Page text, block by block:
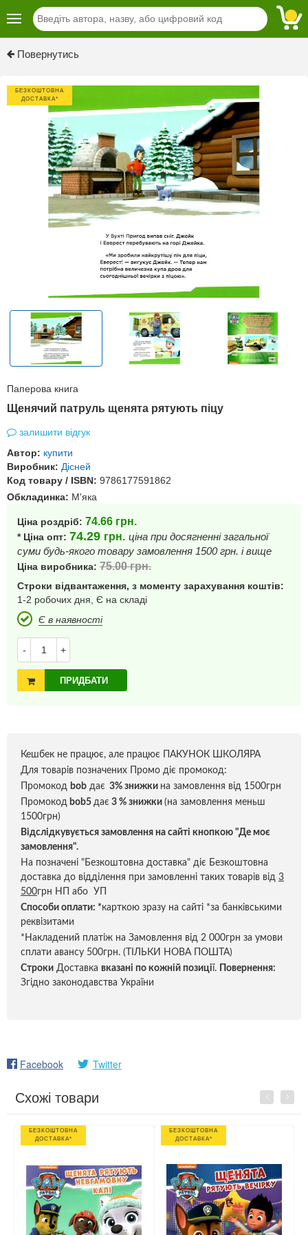
Повернутись
БЕЗКОШТОВНА
ДОСТАВКА*
Паперова книга
Щенячий патруль щенята рятують піцу
залишити відгук
Автор: купити
Виробник: Дісней
Код товару / ISBN: 9786177591862
Обкладинка: М'яка
Ціна роздріб: 74.66 грн.
* Ціна опт: 74.29 грн. ціна при досягненні загальної
суми будь-якого товару замовлення 1500 грн. і вище
Ціна виробника: 75.00грн.
Строки відвантаження, з моменту зарахування коштів:
1-2 робочих дня, Є на складі
Є в наявності
- +
ПРИДБАТИ
Кешбек не працює, але працює ПАКУНОК ШКОЛЯРА
Для товарів позначених Промо діє промокод:
Промокод bob дає 3% знижки на замовлення від 1500грн
Промокод bob5 дає 3 % знижки (на замовлення меньш
1500грн)
Відслідкувується замовлення на сайті кнопкою "Де моє
замовлення".
На позначені "Безкоштовна доставка" діє Безкоштовна
доставка до відділення при замовленні таких товарів від 3
500грн НП або УП
Способи оплати: *карткою зразу на сайті *за банківськими
реквізитами
*Накладений платіж на Замовлення від 2 000грн за умови
сплати авансу 500грн. (ТІЛЬКИ НОВА ПОШТА)
Строки Доставка вказані по кожній позиції.
Повернення:
Згідно законодавства України
Facebook Twitter
Схожі товари Previous
БЕЗКОШТОВНА
ДОСТАВКА*
БЕЗКОШТОВНА
ДОСТАВКА*
Next